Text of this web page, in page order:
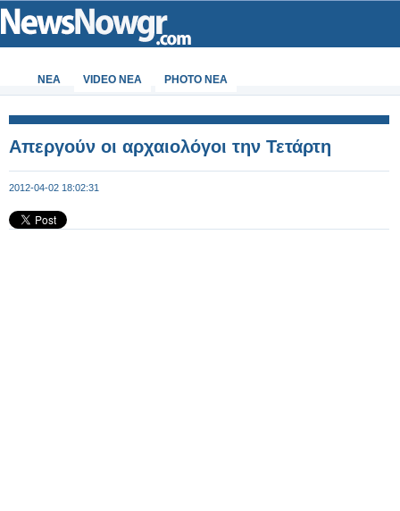
ΝΕΑ VIDEO NEA PHOTO NEA
Απεργούν οι αρχαιολόγοι την Τετάρτη
2012-04-02 18:02:31